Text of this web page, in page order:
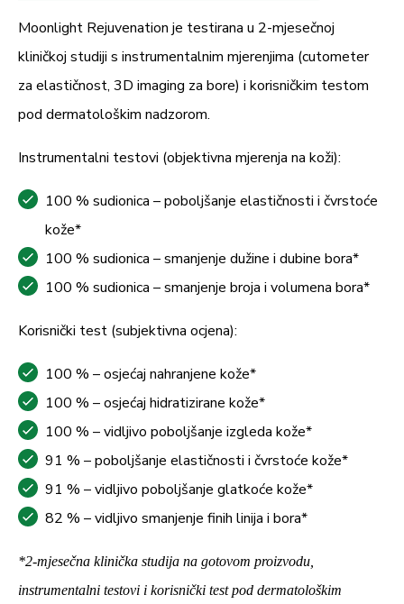
Moonlight Rejuvenation je testirana u 2-mjesečnoj
kliničkoj studiji s instrumentalnim mjerenjima (cutometer
za elastičnost, 3D imaging za bore) i korisničkim testom
pod dermatološkim nadzorom.
Instrumentalni testovi (objektivna mjerenja na koži):
100 % sudionica – poboljšanje elastičnosti i čvrstoće
kože*
100 % sudionica – smanjenje dužine i dubine bora*
100 % sudionica – smanjenje broja i volumena bora*
Korisnički test (subjektivna ocjena):
100 % – osjećaj nahranjene kože*
100 % – osjećaj hidratizirane kože*
100 % – vidljivo poboljšanje izgleda kože*
91 % – poboljšanje elastičnosti i čvrstoće kože*
91 % – vidljivo poboljšanje glatkoće kože*
82 % – vidljivo smanjenje finih linija i bora*
*2-mjesečna klinička studija na gotovom proizvodu,
instrumentalni testovi i korisnički test pod dermatološkim